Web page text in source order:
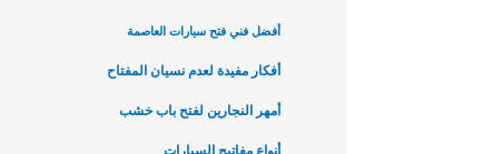
أفضل فني فتح سيارات العاصمة
أفكار مفيدة لعدم نسيان المفتاح
أمهر النجارين لفتح باب خشب
أنواع مفاتيح السيارات